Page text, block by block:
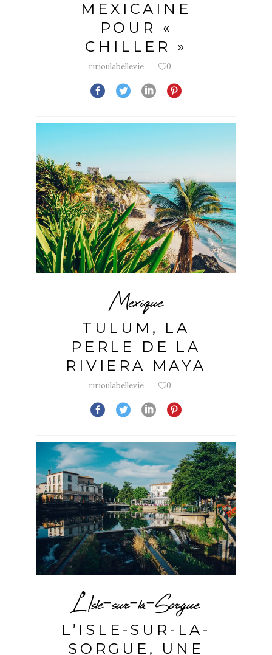
MEXICAINE
POUR «
CHILLER »
ririoulabellevie 0
Mexique
TULUM, LA
PERLE DE LA
RIVIERA MAYA
ririoulabellevie 0
L’Isle-sur-la-Sorgue
L’ISLE-SUR-LA-
SORGUE, UNE